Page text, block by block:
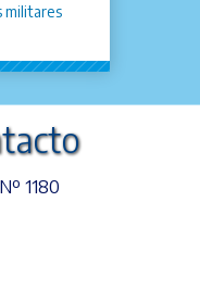
militares
1180